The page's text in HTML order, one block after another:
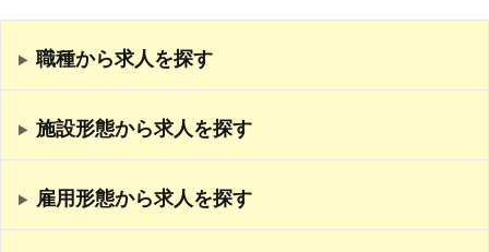
職種から求人を探す
施設形態から求人を探す
雇用形態から求人を探す